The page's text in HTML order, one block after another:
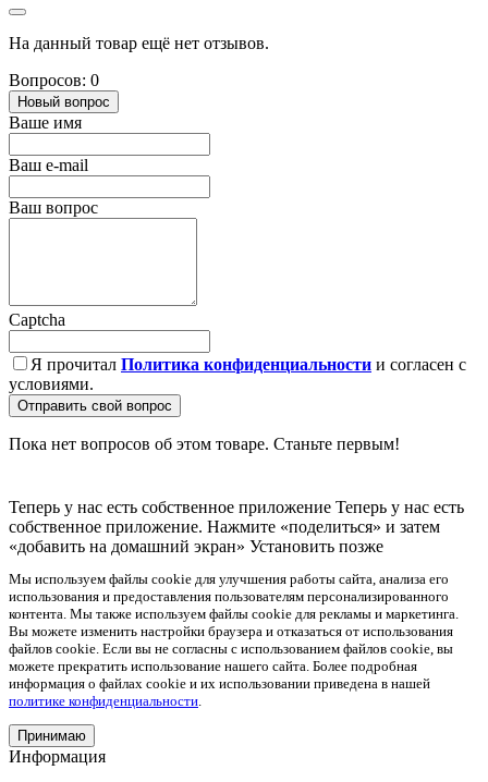
На данный товар ещё нет отзывов.
Вопросов: 0
Новый вопрос
Ваше имя
Ваш e-mail
Ваш вопрос
Captcha
Я прочитал Политика конфиденциальности и согласен с
условиями.
Отправить свой вопрос
Пока нет вопросов об этом товаре. Станьте первым!
Теперь у нас есть собственное приложение Теперь у нас есть
собственное приложение. Нажмите «поделиться» и затем
«добавить на домашний экран» Установить позже
Мы используем файлы cookie для улучшения работы сайта, анализа его
использования и предоставления пользователям персонализированного
контента. Мы также используем файлы cookie для рекламы и маркетинга.
Вы можете изменить настройки браузера и отказаться от использования
файлов cookie. Если вы не согласны с использованием файлов cookie, вы
можете прекратить использование нашего сайта. Более подробная
информация о файлах cookie и их использовании приведена в нашей
политике конфиденциальности
Принимаю
Информация